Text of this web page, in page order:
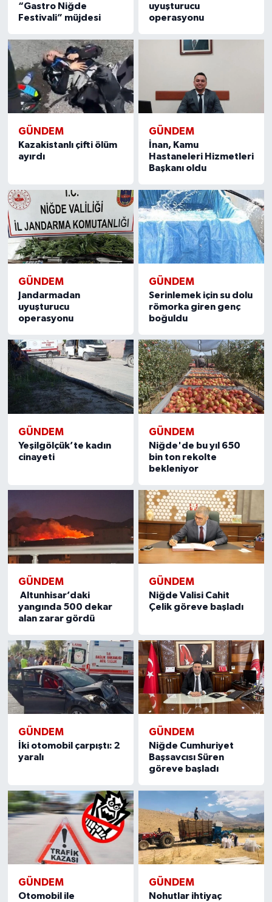
“Gastro Niğde
Festivali” müjdesi
uyuşturucu
operasyonu
GÜNDEM
Kazakistanlı çifti ölüm
ayırdı
GÜNDEM
İnan, Kamu
Hastaneleri Hizmetleri
Başkanı oldu
GÜNDEM
Jandarmadan
uyuşturucu
operasyonu
GÜNDEM
Serinlemek için su dolu
römorka giren genç
boğuldu
GÜNDEM
Yeşilgölçük’te kadın
cinayeti
GÜNDEM
Niğde'de bu yıl 650
bin ton rekolte
bekleniyor
GÜNDEM
​ Altunhisar’daki
yangında 500 dekar
alan zarar gördü
GÜNDEM
Niğde Valisi Cahit
Çelik göreve başladı
GÜNDEM
İki otomobil çarpıştı: 2
yaralı
GÜNDEM
Niğde Cumhuriyet
Başsavcısı Süren
göreve başladı
GÜNDEM
Otomobil ile
GÜNDEM
Nohutlar ihtiyaç